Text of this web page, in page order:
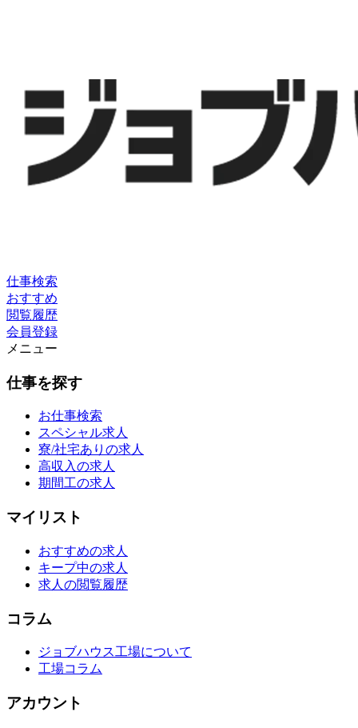
仕事検索
おすすめ
閲覧履歴
会員登録
メニュー
仕事を探す
お仕事検索
スペシャル求人
寮/社宅ありの求人
高収入の求人
期間工の求人
マイリスト
おすすめの求人
キープ中の求人
求人の閲覧履歴
コラム
ジョブハウス工場について
工場コラム
アカウント